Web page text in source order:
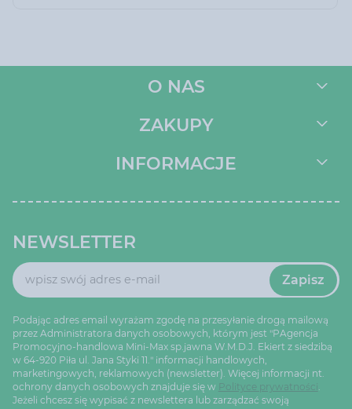
O NAS
ZAKUPY
INFORMACJE
NEWSLETTER
Zapisz
Podając adres email wyrażam zgodę na przesyłanie drogą mailową
przez Administratora danych osobowych, którym jest "PAgencja
Promocyjno-handlowa Mini-Max sp.jawna W.M.D.J. Ekiert z siedzibą
w 64-920 Piła ul. Jana Styki 11." informacji handlowych,
marketingowych, reklamowych (newsletter). Więcej informacji nt.
ochrony danych osobowych znajduje się w Polityce prywatności.
Jeżeli chcesz się wypisać z newslettera lub zarządzać swoją